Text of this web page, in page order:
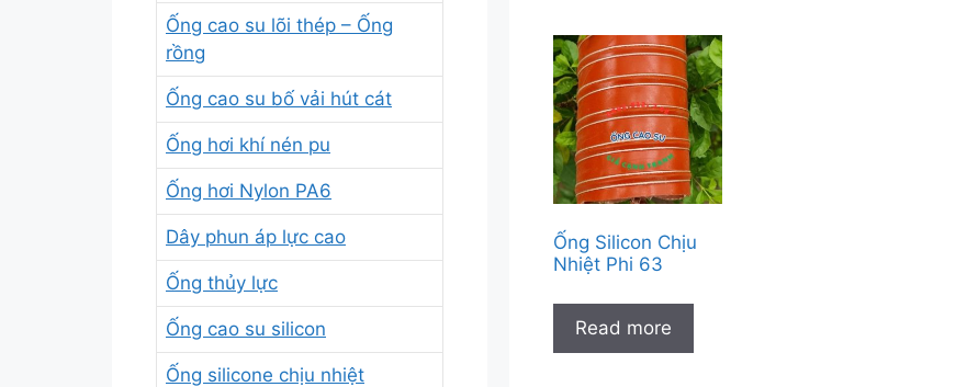
Ống Silicon Chịu
Nhiệt Phi 63
Read more
Ống cao su lõi thép – Ống
rồng
Ống cao su bố vải hút cát
Ống hơi khí nén pu
Ống hơi Nylon PA6
Dây phun áp lực cao
Ống thủy lực
Ống cao su silicon
Ống silicone chịu nhiệt